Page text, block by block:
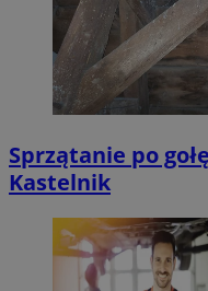
Sprzątanie po
Kastelnik